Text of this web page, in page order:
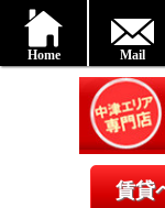
Home Mail